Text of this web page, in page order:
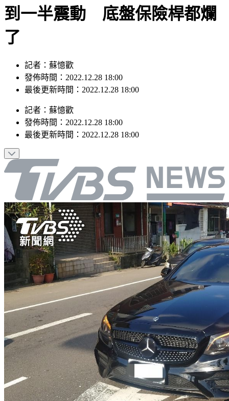
到一半震動 底盤保險桿都爛
了
記者：蘇憶歡
發佈時間：2022.12.28 18:00
最後更新時間：2022.12.28 18:00
記者 ： 蘇憶歡
發佈時間： 2022.12.28 18:00
最後更新時間： 2022.12.28 18:00